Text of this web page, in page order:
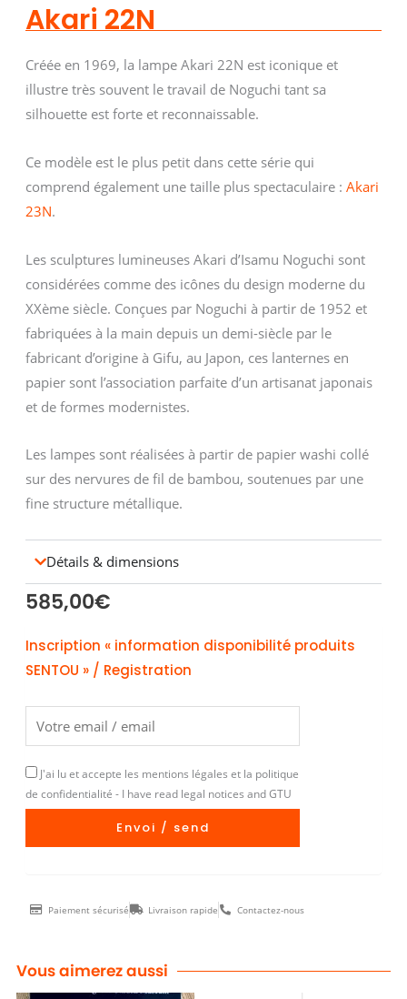
Akari 22N
Créée en 1969, la lampe Akari 22N est iconique et
illustre très souvent le travail de Noguchi tant sa
silhouette est forte et reconnaissable.
Ce modèle est le plus petit dans cette série qui
comprend également une taille plus spectaculaire : Akari
23N.
Les sculptures lumineuses Akari d’Isamu Noguchi sont
considérées comme des icônes du design moderne du
XXème siècle. Conçues par Noguchi à partir de 1952 et
fabriquées à la main depuis un demi-siècle par le
fabricant d’origine à Gifu, au Japon, ces lanternes en
papier sont l’association parfaite d’un artisanat japonais
et de formes modernistes.
Les lampes sont réalisées à partir de papier washi collé
sur des nervures de fil de bambou, soutenues par une
fine structure métallique.
Détails & dimensions
585,00€
Inscription « information disponibilité produits
SENTOU » / Registration
J'ai lu et accepte les mentions légales et la politique
de confidentialité - I have read legal notices and GTU
Envoi / send
Paiement sécurisé Livraison rapide Contactez-nous
Vous aimerez aussi